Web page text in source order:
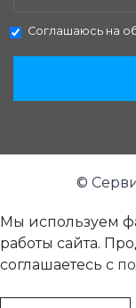
Соглашаюсь на
©
Мы используем
работы сайта.
соглашаетесь с